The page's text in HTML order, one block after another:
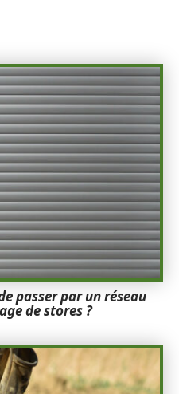
passer par un réseau
de stores ?